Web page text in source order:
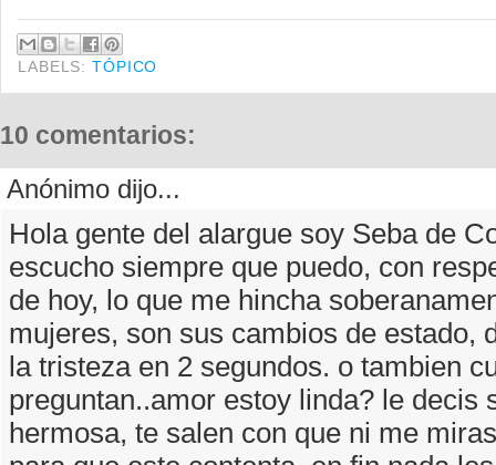
LABELS:TÓPICO
10 comentarios:
Anónimo dijo...
Hola gente del alargue soy Seba de
escucho siempre que puedo, con
de hoy, lo que me hincha
mujeres, son sus cambios de estado,
la tristeza en 2 segundos. o tambien
preguntan..amor estoy linda? le decis
hermosa, te salen con que ni me